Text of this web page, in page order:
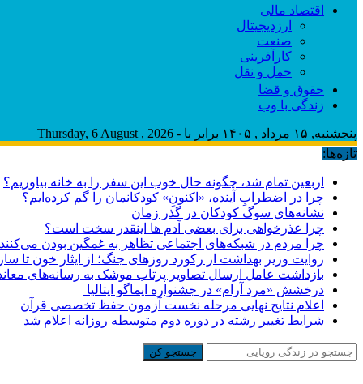
اقتصاد مالی
ارزدیجیتال
صنعت
کارآفرینی
حمل و نقل
حقوق و قضا
زندگی با وب
پنجشنبه, ۱۵ مرداد , ۱۴۰۵ برابر با - Thursday, 6 August , 2026
تازه‌ها:
اربعین تمام شد، چگونه حال خوب این سفر را به خانه بیاوریم؟
چرا در اضطرابِ آینده، «اکنونِ» کودکانمان را گم کرده‌ایم؟
نشانه‌های سوگ کودکان در گذر زمان
چرا عذرخواهی برای بعضی آدم ها اینقدر سخت است؟
چرا مردم در شبکه‌های اجتماعی تظاهر به غمگین بودن
روایت وزیر بهداشت از رکورد روزهای جنگ؛ از ایثار خون تا
بازداشت عامل ارسال تصاویر پرتاب موشک به رسانه‌های
درخشش «مرد آرام» در جشنواره ایماگو ایتالیا
اعلام نتایج نهایی مرحله نخست آزمون حفظ تخصصی قرآن
شرایط تغییر رشته در دوره دوم متوسطه روزانه اعلام شد
جستجو کن